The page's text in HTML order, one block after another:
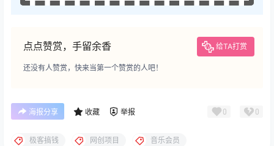
点点赞赏，手留余香 给TA打赏
还没有人赞赏，快来当第一个赞赏的人吧！
海报分享 收藏 举报 0 0
极客搞钱 网创项目 音乐会员